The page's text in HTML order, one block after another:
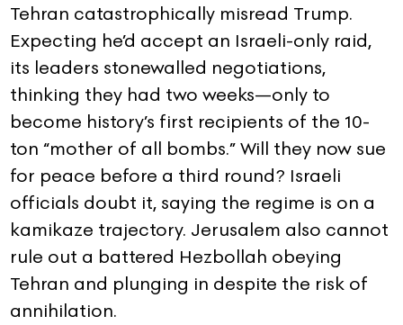
Tehran catastrophically misread Trump.
Expecting he’d accept an Israeli-only raid,
its leaders stonewalled negotiations,
thinking they had two weeks—only to
become history’s first recipients of the 10-
ton “mother of all bombs.” Will they now sue
for peace before a third round? Israeli
officials doubt it, saying the regime is on a
kamikaze trajectory. Jerusalem also cannot
rule out a battered Hezbollah obeying
Tehran and plunging in despite the risk of
annihilation.